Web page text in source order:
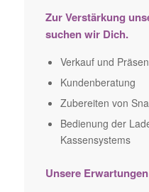
Zur Verstärkung
suchen wir Dich.
Verkauf und
Kundenberatung
Zubereiten von
Bedienung der
Kassensystems
Unsere